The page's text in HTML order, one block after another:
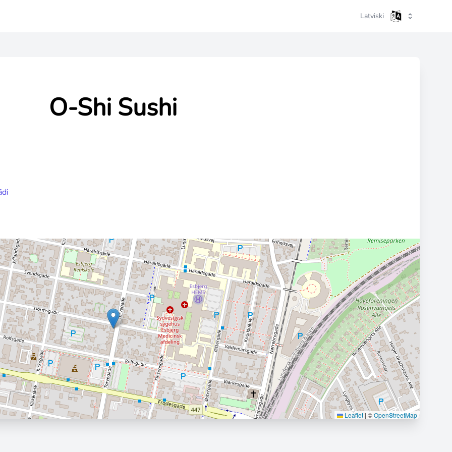
Latviski
O-Shi Sushi
Leaflet | ©OpenStreetMap